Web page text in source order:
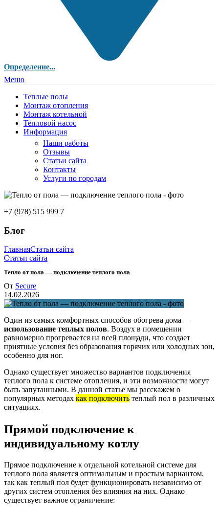
Определение...
Меню
Теплые полы
Монтаж отопления
Монтаж котельной
Тепловой насос
Информация
Наши работы
Отзывы
Статьи сайта
Контакты
Услуги по городам
+7 (978) 515 999 7
Блог
ГлавнаяСтатьи сайта
Статьи сайта
Тепло от пола — подключение теплого пола
От Secure
14.02.2026
Один из самых комфортных способов обогрева дома —
использование теплых полов. Воздух в помещении
равномерно прогревается на всей площади, что создает
приятные условия без образования горячих или холодных зон,
особенно для ног.
Однако существует множество вариантов подключения
теплого пола к системе отопления, и эти возможности могут
быть запутанными. В данной статье мы расскажем о
популярных методах как подключить теплый пол в различных
ситуациях.
Прямой подключение к
индивидуальному котлу
Прямое подключение к отдельной котельной системе для
теплого пола является оптимальным и простым вариантом,
так как теплый пол будет функционировать независимо от
других систем отопления без влияния на них. Однако
существует важное ограничение: